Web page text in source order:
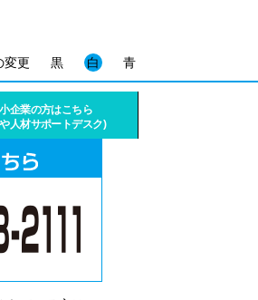
変更 黒 白 青
企業の方はこちら
人材サポートデスク)